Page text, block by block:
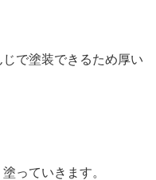
で塗装できるため厚い
っていきます。